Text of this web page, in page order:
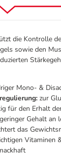
die Kontrolle
sowie den
Mono- &
zur
für den Erhalt
geringer Gehalt an
das
Vitaminen